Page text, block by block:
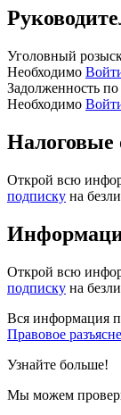
Уголовный
Необходимо
Задолженность
Необходимо
Налоговые
Открой всю
подписку на
Открой всю
подписку на
Вся информация
Правовое
Узнайте больше!
Мы можем